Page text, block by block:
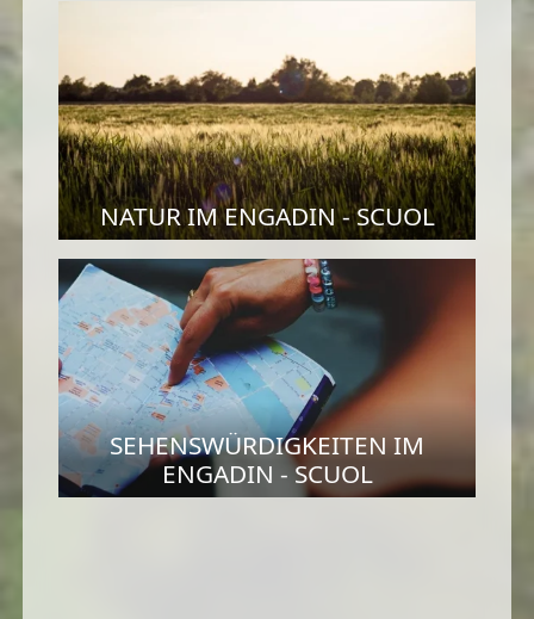
NATUR IM ENGADIN - SCUOL
SEHENSWÜRDIGKEITEN IM
ENGADIN - SCUOL